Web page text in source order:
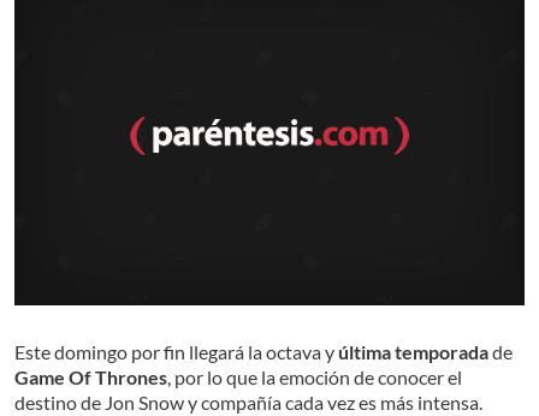
Este domingo por fin llegará la octava y última temporadade
Game Of Thrones, por lo que la emoción de conocer el
destino de Jon Snow y compañía cada vez es más intensa.